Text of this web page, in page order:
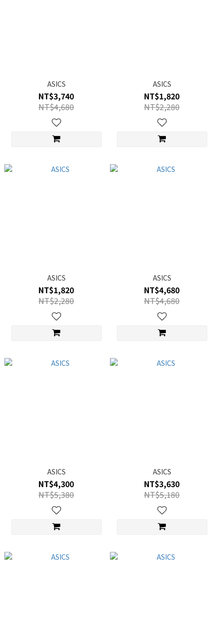
ASICS
NT$3,740
NT$4,680
ASICS
NT$1,820
NT$2,280
ASICS
NT$1,820
NT$2,280
ASICS
NT$4,680
NT$4,680
ASICS
NT$4,300
NT$5,380
ASICS
NT$3,630
NT$5,180